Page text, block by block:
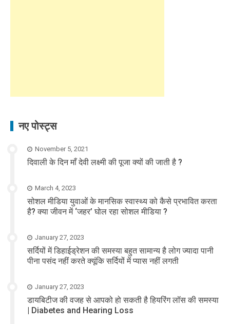
नए पोस्ट्स
November 5, 2021
दिवाली के दिन माँ देवी लक्ष्मी की पूजा क्यों की जाती है ?
March 4, 2023
सोशल मीडिया युवाओं के मानसिक स्वास्थ्य को कैसे प्रभावित करता
है? क्या जीवन में ‘जहर’ घोल रहा सोशल मीडिया ?
January 27, 2023
सर्दियों में डिहाईड्रेशन की समस्या बहुत सामान्य है लोग ज्यादा पानी
पीना पसंद नहीं करते क्यूंकि सर्दियों में प्यास नहीं लगती
January 27, 2023
डायबिटीज की वजह से आपको हो सकती है हियरिंग लॉस की समस्या
| Diabetes and Hearing Loss